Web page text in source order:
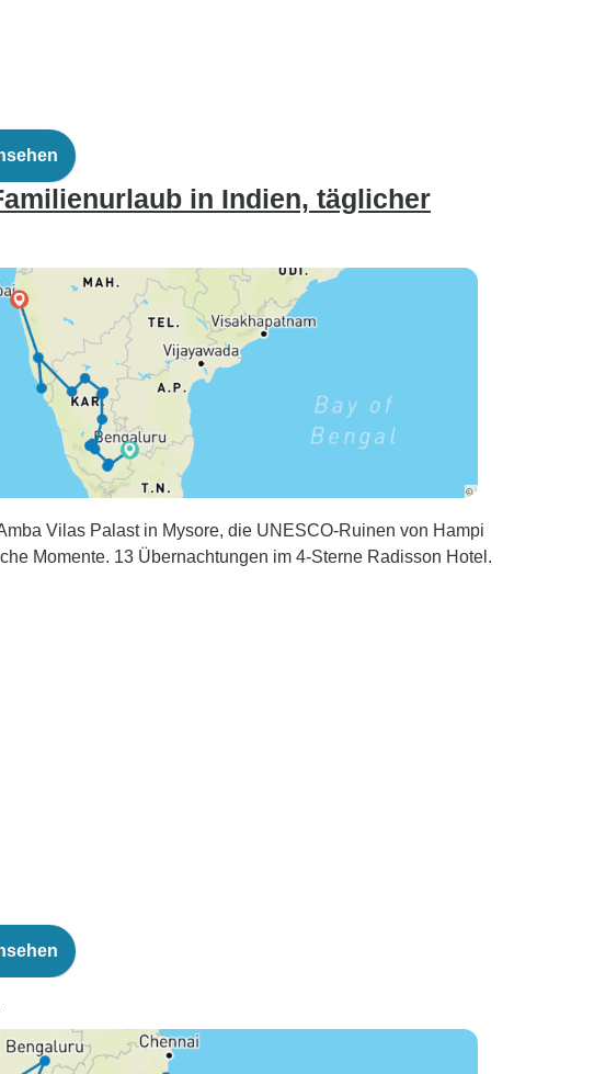
in Indien, täglicher
Vilas Palast in Mysore, die UNESCO-Ruinen von Hampi
Momente. 13 Übernachtungen im 4-Sterne Radisson Hotel.